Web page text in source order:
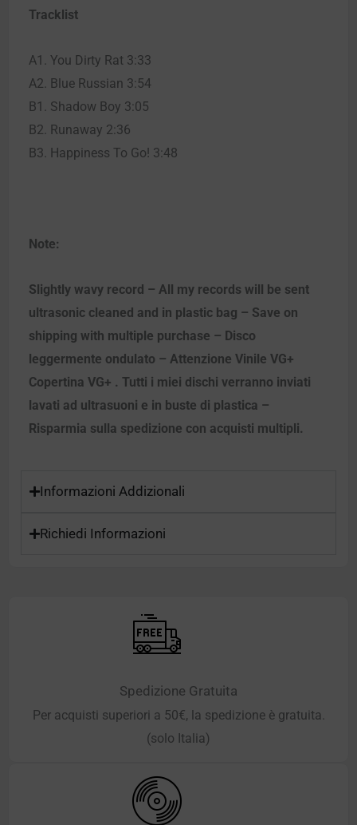
Tracklist
A1. You Dirty Rat 3:33
A2. Blue Russian 3:54
B1. Shadow Boy 3:05
B2. Runaway 2:36
B3. Happiness To Go! 3:48
Note:
Slightly wavy record – All my records will be sent
ultrasonic cleaned and in plastic bag – Save on
shipping with multiple purchase – Disco
leggermente ondulato – Attenzione Vinile VG+
Copertina VG+ . Tutti i miei dischi verranno inviati
lavati ad ultrasuoni e in buste di plastica –
Risparmia sulla spedizione con acquisti multipli.
Informazioni Addizionali
Richiedi Informazioni
Spedizione Gratuita
Per acquisti superiori a 50€, la spedizione è gratuita.
(solo Italia)